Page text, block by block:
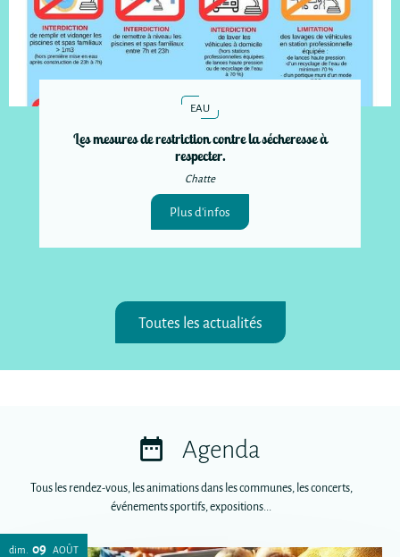
EAU
Les mesures de restriction contre la sécheresse à
respecter.
Chatte
Plus d'infos
Toutes les actualités
Agenda
Tous les rendez-vous, les animations dans les communes, les concerts,
événements sportifs, expositions...
dim. 09 AOÛT